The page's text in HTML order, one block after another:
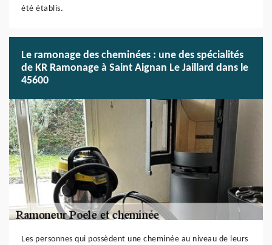
été établis.
Le ramonage des cheminées : une des spécialités
de KR Ramonage à Saint Aignan Le Jaillard dans le
45600
Les personnes qui possèdent une cheminée au niveau de leurs